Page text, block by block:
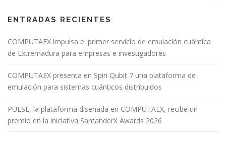
ENTRADAS RECIENTES
COMPUTAEX impulsa el primer servicio de emulación cuántica
de Extremadura para empresas e investigadores
COMPUTAEX presenta en Spin Qubit 7 una plataforma de
emulación para sistemas cuánticos distribuidos
PULSE, la plataforma diseñada en COMPUTAEX, recibe un
premio en la iniciativa SantanderX Awards 2026